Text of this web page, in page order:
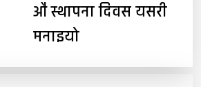
औं स्थापना दिवस यसरी
मनाइयो